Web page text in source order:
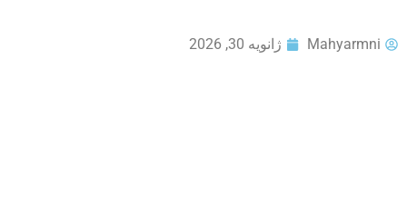
Mahyarmni ژانویه 30, 2026